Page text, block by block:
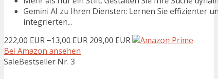
Gemini AI zu Ihren Diensten: Lernen Sie effizienter
integrierten...
222,00 EUR −13,00 EUR 209,00 EUR
Bei Amazon ansehen
SaleBestseller Nr. 3